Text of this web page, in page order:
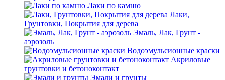
Лаки по камню
Лаки,
Грунтовки, Покрытия для дерева
Эмаль, Лак, Грунт -
аэрозоль
Водоэмульсионные краски
Акриловые
грунтовки и бетоноконтакт
Эмали и грунты